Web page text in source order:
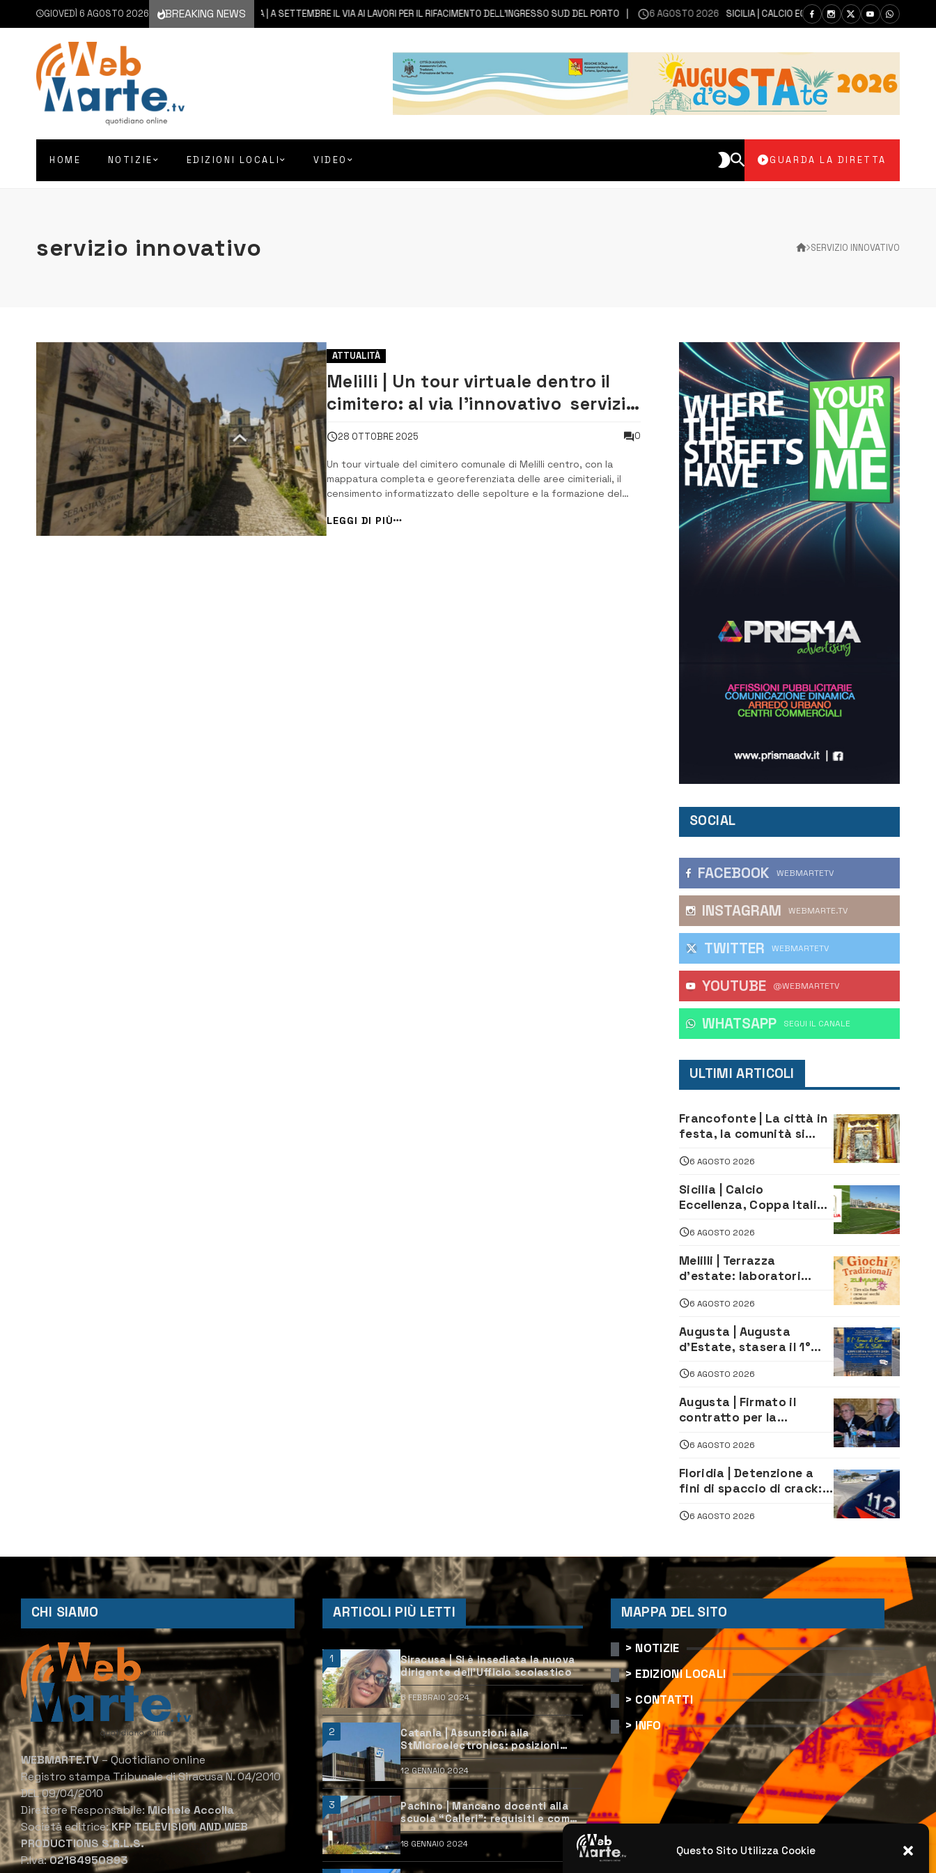
Questo Sito Utilizza Cookie
GIOVEDÌ 6 AGOSTO 2026 BREAKING NEWS
6 AGOSTO 2026 CATANIA | A SETTEMBRE IL VIA AI LAVORI PER IL RIFACIMENTO DELL’INGRESSO SUD DEL PORTO 6 AGOSTO 2026 SICILIA | CALCIO ECCELLENZA, COPPA ITALIA: IL 30
HOME NOTIZIE EDIZIONI LOCALI VIDEO GUARDA LA DIRETTA
SERVIZIO INNOVATIVO
servizio innovativo
ATTUALITÀ
Melilli | Un tour virtuale dentro il
cimitero: al via l’innovativo servizio
di digitalizzazione
28 OTTOBRE 2025 0
Un tour virtuale del cimitero comunale di Melilli centro, con la
mappatura completa e georeferenziata delle aree cimiteriali, il
censimento informatizzato delle sepolture e la formazione del
nuovo servizio del Comune di Melilli che compie un importante
passo avanti nel percors...
LEGGI DI PIÙ
SOCIAL
FACEBOOK WEBMARTETV
INSTAGRAM WEBMARTE.TV
TWITTER WEBMARTETV
YOUTUBE @WEBMARTETV
WHATSAPP ‎SEGUI IL CANALE
ULTIMI ARTICOLI
Francofonte | La città in
festa, la comunità si
della Neve tra fede e
tradizione
6 AGOSTO 2026
Sicilia | Calcio
Eccellenza, Coppa Italia:
andata
6 AGOSTO 2026
Melilli | Terrazza
d’estate: laboratori
styling e giochi
tradizionali di Zuimama,
ecco come iscriversi
6 AGOSTO 2026
Augusta | Augusta
d’Estate, stasera il 1°
le Stelle: piazza
D’Astorga già sold out
6 AGOSTO 2026
Augusta | Firmato il
contratto per la
depuratore delle acque
6 AGOSTO 2026
Floridia | Detenzione a
fini di spaccio di crack:
6 AGOSTO 2026
CHI SIAMO
WEBMARTE.TV– Quotidiano online
Registro stampa Tribunale di Siracusa N. 04/2010
DEL 09/04/2010
Direttore Responsabile:Michele Accolla
Società editrice:KFP TELEVISION AND WEB
PRODUCTIONS S.R.L.S.
P.Iva:02184950893
ARTICOLI PIÙ LETTI
1
Siracusa | Si è insediata la nuova
dirigente dell’Ufficio scolastico
6 FEBBRAIO 2024
2
Catania | Assunzioni alla
StMicroelectronics: posizioni
aperte e come candidarsi
12 GENNAIO 2024
3
Pachino | Mancano docenti alla
scuola “Calleri”: requisiti e come
candidarsi
18 GENNAIO 2024
MAPPA DEL SITO
> NOTIZIE
> EDIZIONI LOCALI
> CONTATTI
> INFO